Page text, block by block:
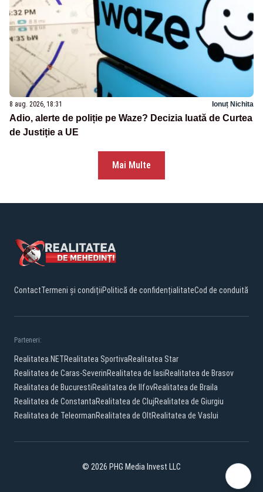
8 aug. 2026, 18:31 Ionuț Nichita
Adio, alerte de poliție pe Waze? Decizia luată de Curtea
de Justiție a UE
Mai Multe
ContactTermeni și condițiiPolitică de confidențialitateCod de conduită
Parteneri:
Realitatea.NETRealitatea SportivaRealitatea Star
Realitatea de Caras-SeverinRealitatea de IasiRealitatea de Brasov
Realitatea de BucurestiRealitatea de IlfovRealitatea de Braila
Realitatea de ConstantaRealitatea de ClujRealitatea de Giurgiu
Realitatea de TeleormanRealitatea de OltRealitatea de Vaslui
© 2026 PHG Media Invest LLC